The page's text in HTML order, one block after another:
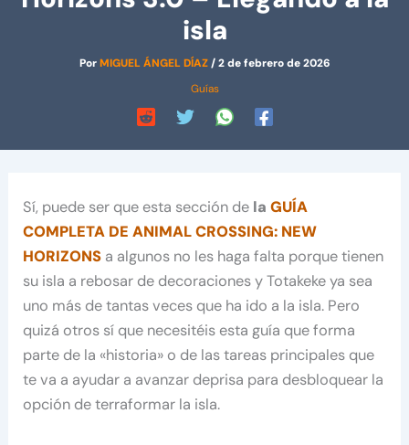
isla
PorMIGUEL ÁNGEL DÍAZ/2 de febrero de 2026
Guías
Sí, puede ser que esta sección de laGUÍA
COMPLETA DE ANIMAL CROSSING: NEW
HORIZONS a algunos no les haga falta porque tienen
su isla a rebosar de decoraciones y Totakeke ya sea
uno más de tantas veces que ha ido a la isla. Pero
quizá otros sí que necesitéis esta guía que forma
parte de la «historia» o de las tareas principales que
te va a ayudar a avanzar deprisa para desbloquear la
opción de terraformar la isla.